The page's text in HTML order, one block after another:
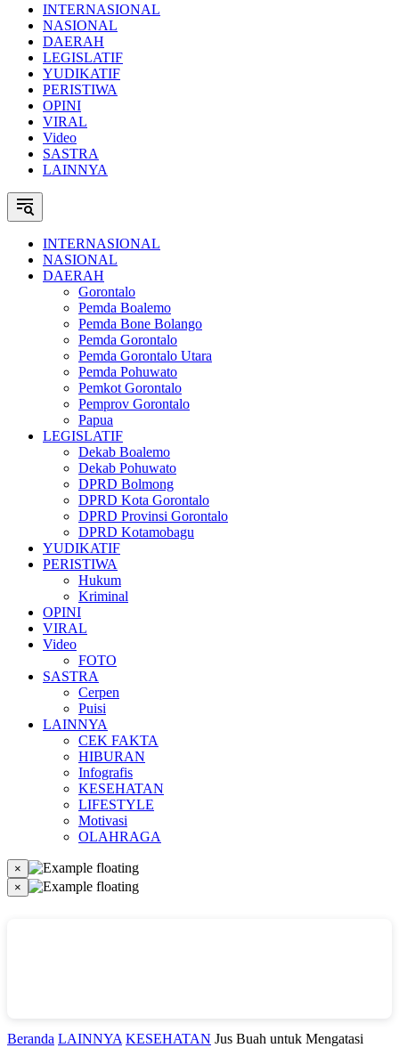
INTERNASIONAL
NASIONAL
DAERAH
LEGISLATIF
YUDIKATIF
PERISTIWA
OPINI
VIRAL
Video
SASTRA
LAINNYA
INTERNASIONAL
NASIONAL
DAERAH
Gorontalo
Pemda Boalemo
Pemda Bone Bolango
Pemda Gorontalo
Pemda Gorontalo Utara
Pemda Pohuwato
Pemkot Gorontalo
Pemprov Gorontalo
Papua
LEGISLATIF
Dekab Boalemo
Dekab Pohuwato
DPRD Bolmong
DPRD Kota Gorontalo
DPRD Provinsi Gorontalo
DPRD Kotamobagu
YUDIKATIF
PERISTIWA
Hukum
Kriminal
OPINI
VIRAL
Video
FOTO
SASTRA
Cerpen
Puisi
LAINNYA
CEK FAKTA
HIBURAN
Infografis
KESEHATAN
LIFESTYLE
Motivasi
OLAHRAGA
×
×
Beranda LAINNYA KESEHATAN Jus Buah untuk Mengatasi